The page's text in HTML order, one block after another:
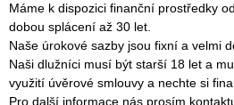
Máme k dispozici finanční prostředky
dobou splácení až 30 let.
Naše úrokové sazby jsou fixní a velmi
Naši dlužníci musí být starší 18 let a
využití úvěrové smlouvy a nechte si
Pro další informace nás prosím